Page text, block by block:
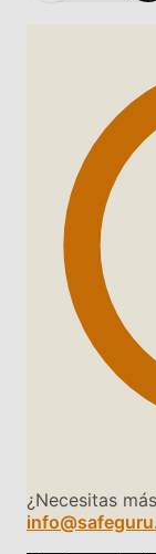
¿Necesitas